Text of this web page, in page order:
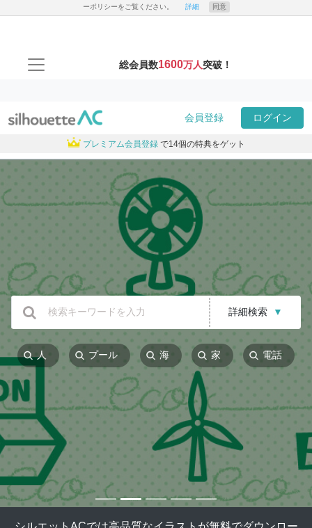
ーポリシーをご覧ください。 詳細 同意
総会員数1600万人突破！
会員登録 ログイン
プレミアム会員登録 で14個の特典をゲット
詳細検索 ▼
人 プール 海 家 電話